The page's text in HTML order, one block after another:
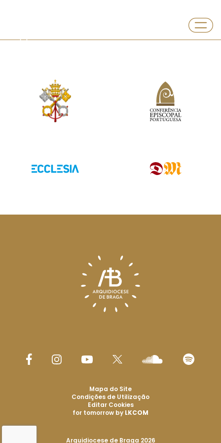
Arquidiocese de Braga 2026
Mapa do Site
Condições de Utilização
Editar Cookies
for tomorrow by LKCOM